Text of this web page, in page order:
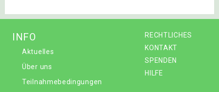
RECHTLICHES
KONTAKT
SPENDEN
HILFE
INFO
Aktuelles
Über uns
Teilnahmebedingungen